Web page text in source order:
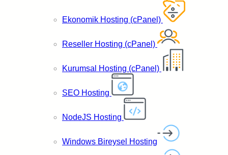
Ekonomik Hosting (cPanel)
Reseller Hosting (cPanel)
Kurumsal Hosting (cPanel)
SEO Hosting
NodeJS Hosting
Windows Bireysel Hosting
Filtresi